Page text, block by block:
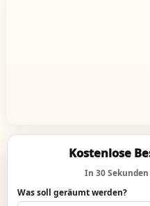
Kostenlose
In 30
Was soll geräumt werden?